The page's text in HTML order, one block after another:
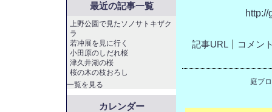
記事URL コメン
庭ブ
最近の記事一覧
上野公園で見たソノサトキザク
ラ
若冲展を見に行く
小田原のしだれ桜
津久井湖の桜
桜の木の枝おろし
一覧を見る
カレンダー